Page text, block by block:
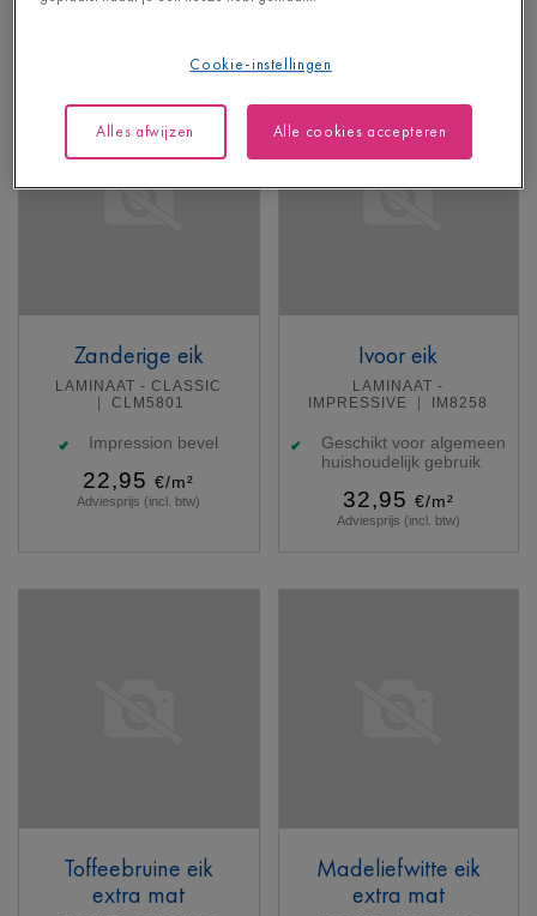
Adviesprijs (incl. btw)
Zanderige eik
LAMINAAT - CLASSIC
CLM5801
Impression bevel
22,95 €/m²
Adviesprijs (incl. btw)
Ivoor eik
LAMINAAT -
IMPRESSIVE
IM8258
Geschikt voor algemeen
huishoudelijk gebruik
32,95 €/m²
Adviesprijs (incl. btw)
Toffeebruine eik
extra mat
Madeliefwitte eik
extra mat
Cookie-instellingen
Alles afwijzen Alle cookies accepteren